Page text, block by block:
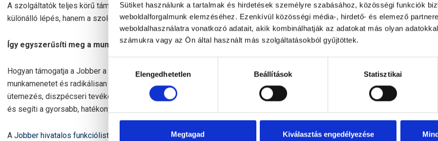
Sütiket használunk a tartalmak és hirdetések személyre szabásához, közösségi funkciók
weboldalforgalmunk elemzéséhez. Ezenkívül közösségi média-, hirdető- és elemező
weboldalhasználatra vonatkozó adatait, akik kombinálhatják az adatokat más olyan
számukra vagy az Ön által használt más szolgáltatásokból gyűjtöttek.
kiválasztásaElengedhetetlen Beállítások Statisztikai
Megtagad Kiválasztás engedélyezése
A szolgáltatók teljes körű támogatást kapnak az oktatástól a meglévő rendszerek integrálásáig. A fizetés itt nem egy
különálló lépés, hanem a szolgáltatás üzleti modelljének alapja. Mi a helyzet a terepen dolgozókkal?
Így egyszerűsíti meg a munkát a Jobber
Hogyan támogatja a Jobber a kékgalléros szakembereket? A Jobber egy úgynevezett „field service software”, ami javítja a
munkamenetet és radikálisan gyorsítja a kifizetéseket. Optimalizálja az olyan folyamatokat, mint a munkarendelés,
ütemezés, diszpécseri tevékenység és a valós idejű technikus-követés. Növeli a produktivitást, csökkenti a papírmunkát,
és segíti a gyorsabb, hatékonyabb ügyfélkiszolgálást.
A Jobber hivatalos funkciólistája
alapján a rendszer kifejezetten vízvezeték-szerelők, takarítók és kertészek számára